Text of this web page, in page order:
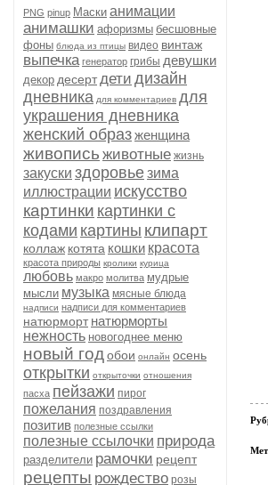
PNG pinup Маски анимации
анимашки афоризмы бесшовные
фоны блюда из птицы видео винтаж
выпечка генератор грибы девушки
декор десертдети дизайн
дневника для комментариев для
украшения дневника
женский образженщина
живопись животные жизнь
закуски здоровьезима
иллюстрации искусство
картинки картинки с
кодами картины клипарт
коллаж котята кошки красота
красота природы кролики курица
любовь макро молитва мудрые
мысли музыка мясные блюда
надписи надписи для комментариев
натюрморт натюрморты
нежность новогоднее меню
новый годобои онлайн осень
открытки открыточки отношения
пасха пейзажи пирог
пожелания поздравления
позитив полезные ссылки
полезные ссылочки природа
разделители рамочки рецепт
рецепты рождество розы